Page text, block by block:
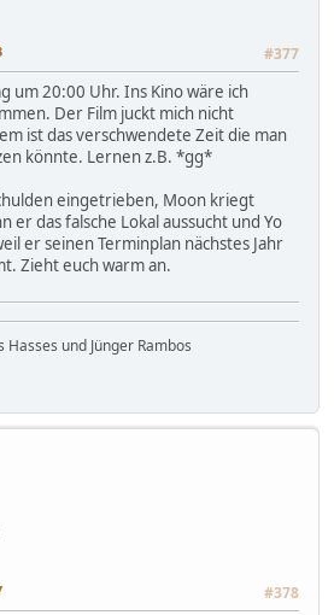
#377
um 20:00 Uhr. Ins Kino wäre ich
Der Film juckt mich nicht
ist das verschwendete Zeit die man
könnte. Lernen z.B. *gg*
eingetrieben, Moon kriegt
er das falsche Lokal aussucht und Yo
er seinen Terminplan nächstes Jahr
Zieht euch warm an.
Hasses und Jünger Rambos
#378